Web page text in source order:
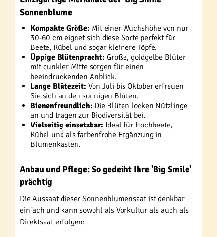
Sonnenblume
Kompakte Größe: Mit einer Wuchshöhe von nur
30-60 cm eignet sich diese Sorte perfekt für
Beete, Kübel und sogar kleinere Töpfe.
Üppige Blütenpracht: Große, goldgelbe Blüten
mit dunkler Mitte sorgen für einen
beeindruckenden Anblick.
Lange Blütezeit: Von Juli bis Oktober erfreuen
Sie sich an den sonnigen Blüten.
Bienenfreundlich: Die Blüten locken Nützlinge
an und tragen zur Biodiversität bei.
Vielseitig einsetzbar: Ideal für Hochbeete,
Kübel und als farbenfrohe Ergänzung in
Blumenkästen.
Anbau und Pflege: So gedeiht Ihre 'Big Smile'
prächtig
Die Aussaat dieser Sonnenblumensaat ist denkbar
einfach und kann sowohl als Vorkultur als auch als
Direktsaat erfolgen: